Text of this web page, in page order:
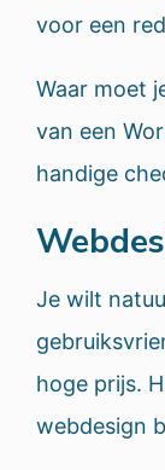
voor een
Waar moet
van een
handige
Je wilt
hoge prijs.
webdesign